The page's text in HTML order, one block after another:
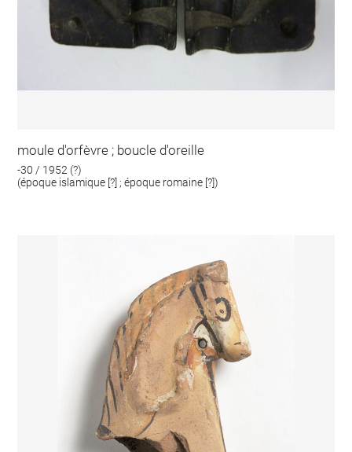
moule d'orfèvre ; boucle d'oreille
-30 / 1952 (?)
(époque islamique [?] ; époque romaine [?])